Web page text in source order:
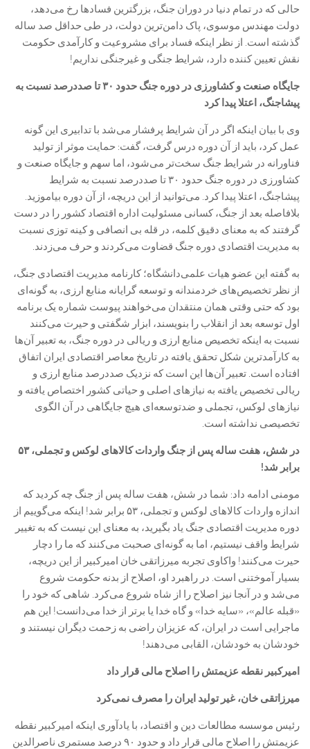
حالی که در تمام دنیا در دوران جنگ، بزرگترین فساد‌ها رخ می‌دهد،
دولت مهندس موسوی، پاک دامن‌ترین دولت، در طی حداقل صد ساله
گذشته است. از نظر اینکه فساد برای مشروعیت و کارآمدی حکومت
نقش تعیین کننده دارد، شرایط جنگی و غیرجنگی نداریم!
جایگاه صنعت و کشاورزی در دوره جنگ حدود ۳۰ تا صددرصد نسبت به
پیشاجنگ، اعتلا پیدا کرد
وی با بیان اینکه اگر در آن شرایط پرفشار می‌شد با تدابیری این گونه
عمل کرد، باید از آن دوره درس گرفت، گفت: حمایت موثر از تولید
فناورانه در شرایط جنگ سخت‌تر می‌شود، اما سهم و جایگاه صنعت و
کشاورزی در دوره جنگ حدود ۳۰ تا صددرصد نسبت به شرایط
پیشاجنگ، اعتلا پیدا کرد. می‌توانید از این دریچه، از آن دوره بیاموزید.
بلافاصله بعد از جنگ، کسانی مسئولیت اداره اقتصاد کشور را در دست
گرفتند که به معنای دقیق کلمه، در قله بی انصافی و کینه توزی نسبت
به مدیریت اقتصادی دوره جنگ قضاوت می‌کردند و حرف می‌زدند.
به گفته این عضو هیات علمی‌دانشگاه؛ کارنامه مدیریت اقتصادی جنگ،
از نظر تخصیص‌های خردمندانه و توسعه گرایانه منابع ارزی، به گونه‌ای
بود که حتی وقتی همان منتقدان می‌خواهند پیوست شماره یک برنامه
اول توسعه بعد از انقلاب را بنویسند، ابزار شگفتی و حیرت می‌کنند
نسبت به اینکه تخصیص منابع ارزی و ریالی در دوره جنگ، به تعبیر آن‌ها
به کارآمدترین شکل تحقق یافته در تاریخ معاصر اقتصادی ایران اتفاق
افتاده است. تعبیر آن‌ها این است که نزدیک صددرصد منابع ارزی و
ریالی تخصیص یافته به نیاز‌های اصلی و حیاتی کشور اختصاص یافته و
نیاز‌های لوکس، تجملی و ضدتوسعه‌ای هیچ جایگاهی در آن الگوی
تخصیصی نداشته است.
در شش، هفت ساله پس از جنگ واردات کالا‌های لوکس و تجملی، ۵۳
برابر شد!
مومنی ادامه داد: شما در شش، هفت ساله پس از جنگ چه کردید که
اندازه واردات کالا‌های لوکس و تجملی، ۵۳ برابر شد! اینکه می‌گوییم از
دوره مدیریت اقتصادی جنگ یاد بگیرید، به معنای این نیست که به تغییر
شرایط واقف نیستیم، اما به گونه‌ای صحبت می‌کنند که ما را دچار
حیرت می‌کنند! واکاوی تجربه میرزاتقی خان امیرکبیر از این دریچه،
بسیار آموختنی است. در راهبرد او، اصلاح از بدنه حکومت شروع
می‌شد و در آنجا نیز اصلاح را از شاه شروع می‌کرد. شاهی که خود را
«قبله عالم»، «سایه خدا» و گاه خدا یا برتر از خدا می‌دانست! این هم
ماجرایی است در ایران، که عزیزان راضی به زحمت دیگران نیستند و
خودشان به خودشان، القابی می‌دهند!
امیرکبیر نقطه عزیمتش را اصلاح مالی قرار داد
میرزاتقی خان، غیر تولید ایران را مصرف نمی‌کرد
رئیس موسسه مطالعات دین و اقتصاد، با یادآوری اینکه امیرکبیر نقطه
عزیمتش را اصلاح مالی قرار داد و حدود ۹۰ درصد مستمری ناصرالدین